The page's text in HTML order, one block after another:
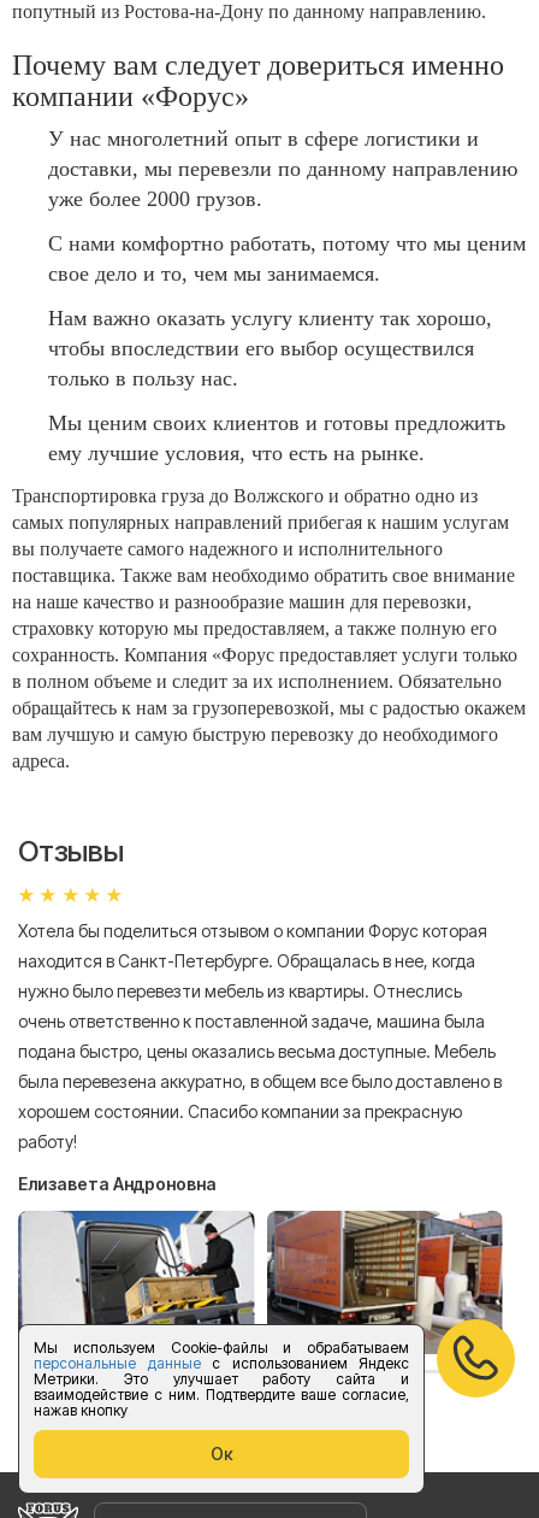
Мы используем Cookie-файлы и обрабатываем
персональные данныес использованием Яндекс
Метрики. Это улучшает работу сайта и
взаимодействие с ним. Подтвердите ваше согласие,
нажав кнопку
Ок
попутный из Ростова-на-Дону по данному направлению.
Почему вам следует довериться именно
компании «Форус»
У нас многолетний опыт в сфере логистики и
доставки, мы перевезли по данному направлению
уже более 2000 грузов.
С нами комфортно работать, потому что мы ценим
свое дело и то, чем мы занимаемся.
Нам важно оказать услугу клиенту так хорошо,
чтобы впоследствии его выбор осуществился
только в пользу нас.
Мы ценим своих клиентов и готовы предложить
ему лучшие условия, что есть на рынке.
Транспортировка груза до Волжского и обратно одно из
самых популярных направлений прибегая к нашим услугам
вы получаете самого надежного и исполнительного
поставщика. Также вам необходимо обратить свое внимание
на наше качество и разнообразие машин для перевозки,
страховку которую мы предоставляем, а также полную его
сохранность. Компания «Форус предоставляет услуги только
в полном объеме и следит за их исполнением. Обязательно
обращайтесь к нам за грузоперевозкой, мы с радостью окажем
вам лучшую и самую быструю перевозку до необходимого
адреса.
Отзывы
Хотела бы поделиться отзывом о компании Форус которая
находится в Санкт-Петербурге. Обращалась в нее, когда
нужно было перевезти мебель из квартиры. Отнеслись
очень ответственно к поставленной задаче, машина была
подана быстро, цены оказались весьма доступные. Мебель
была перевезена аккуратно, в общем все было доставлено в
хорошем состоянии. Спасибо компании за прекрасную
работу!
Елизавета Андроновна
оставить отзыв